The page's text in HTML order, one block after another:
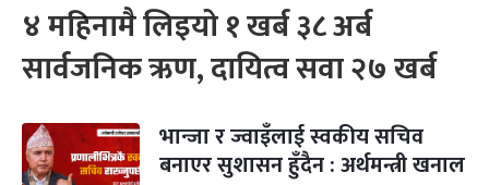
४ महिनामै लिइयो १ खर्ब ३८ अर्ब
सार्वजनिक ऋण, दायित्व सवा २७ खर्ब
भान्जा र ज्वाइँलाई स्वकीय सचिव
बनाएर सुशासन हुँदैन : अर्थमन्त्री खनाल